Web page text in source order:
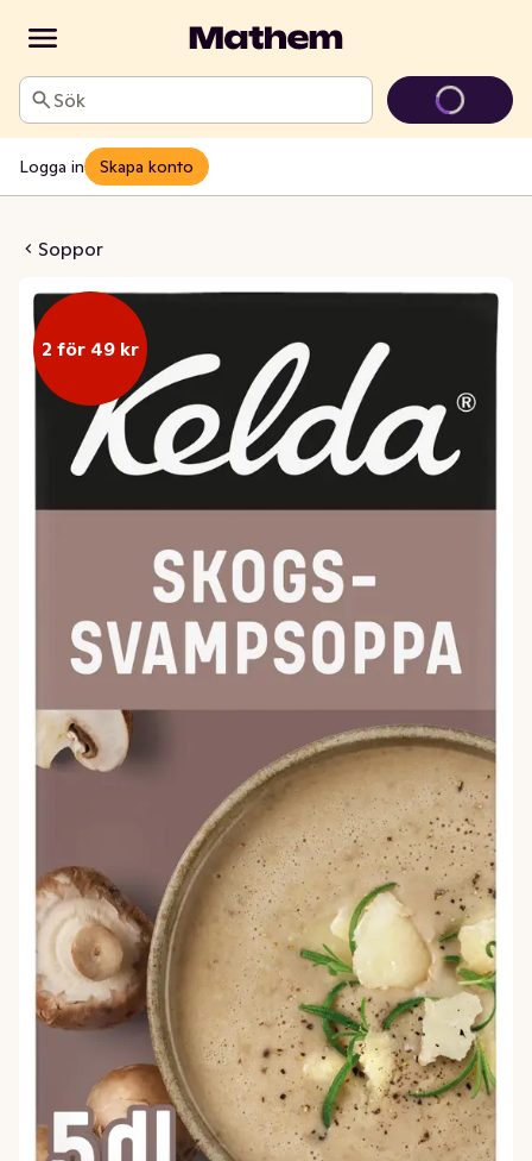
Sök
Logga in Skapa konto
Soppor
2 för 49 kr